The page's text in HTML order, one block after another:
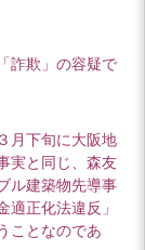
詐欺」の容疑で
月下旬に大阪地
実と同じ、森友
ル建築物先導事
正化法違反」
ことなのであ